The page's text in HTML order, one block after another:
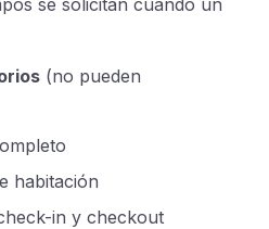
(no pueden
habitación
in y checkout